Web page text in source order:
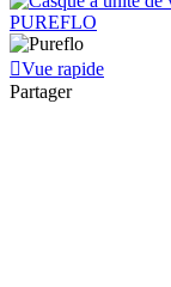
Vue rapide
Partager